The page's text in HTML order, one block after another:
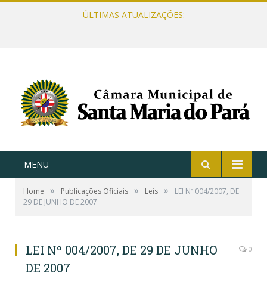
ÚLTIMAS ATUALIZAÇÕES:
MENU
Home » Publicações Oficiais » Leis »
LEI Nº 004/2007, DE
29 DE JUNHO DE 2007
LEI Nº 004/2007, DE 29 DE JUNHO
DE 2007
0